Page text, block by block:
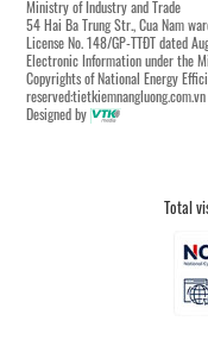
Ministry of Industry and Trade
54 Hai Ba Trung Str., Cua Nam
License No. 148/GP-TTĐT dated
Electronic Information under the
Copyrights of National Energy
Designed by
Total